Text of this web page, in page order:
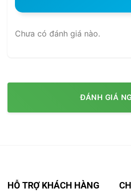
Chưa có đánh giá nào.
ĐÁNH GIÁ
HỖ TRỢ KHÁCH HÀNG